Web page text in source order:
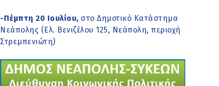
-Πέμπτη 20 Ιουλίου, στο Δημοτικό Κατάστημα
Νεάπολης (Ελ. Βενιζέλου 125, Νεάπολη, περιοχή
Στρεμπενιώτη)